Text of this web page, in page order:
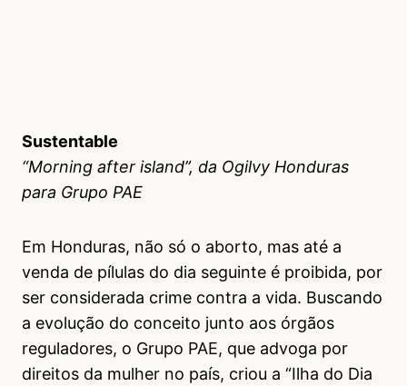
Sustentable
“Morning after island”, da Ogilvy Honduras
para Grupo PAE
Em Honduras, não só o aborto, mas até a
venda de pílulas do dia seguinte é proibida, por
ser considerada crime contra a vida. Buscando
a evolução do conceito junto aos órgãos
reguladores, o Grupo PAE, que advoga por
direitos da mulher no país, criou a “Ilha do Dia